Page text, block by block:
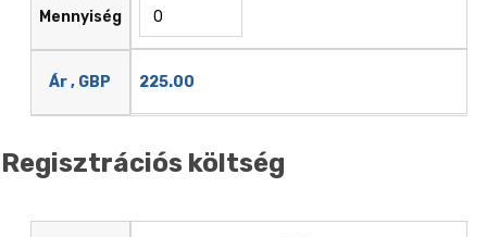
Mennyiség
Ár , GBP 225.00
Regisztrációs költség